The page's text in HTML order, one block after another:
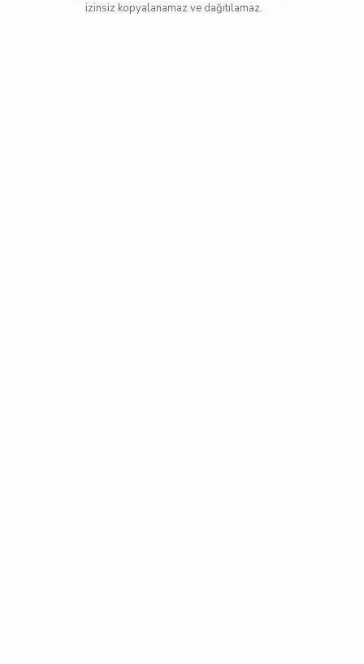
izinsiz kopyalanamaz ve dağıtılamaz.